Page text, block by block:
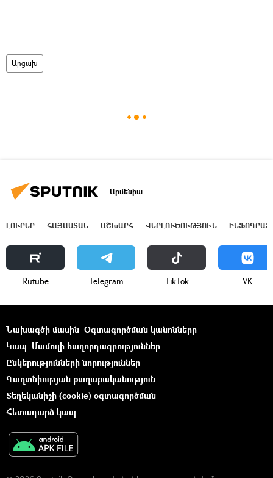
Արցախ
Արմենիա
ԼՈՒՐԵՐ ՀԱՅԱՍՏԱՆ ԱՇԽԱՐՀ ՎԵՐԼՈՒԾՈՒԹՅՈՒՆ
Rutube Telegram ТikТоk VK
Նախագծի մասին Օգտագործման կանոնները
Կապ Մամուլի հաղորդագրություններ
Ընկերությունների նորություններ
Գաղտնիության քաղաքականություն
Տեղեկանիշի (cookie) օգտագործման
Հետադարձ կապ